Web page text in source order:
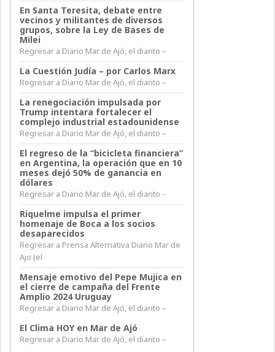
En Santa Teresita, debate entre
vecinos y militantes de diversos
grupos, sobre la Ley de Bases de
Milei
Regresar a Diario Mar de Ajó, el diarito –
La Cuestión Judía – por Carlos Marx
Regresar a Diario Mar de Ajó, el diarito –
La renegociación impulsada por
Trump intentara fortalecer el
complejo industrial estadounidense
Regresar a Diario Mar de Ajó, el diarito –
El regreso de la “bicicleta financiera”
en Argentina, la operación que en 10
meses dejó 50% de ganancia en
dólares
Regresar a Diario Mar de Ajó, el diarito –
Riquelme impulsa el primer
homenaje de Boca a los socios
desaparecidos
Regresar a Prensa Alternativa Diario Mar de
Ajo (el
Mensaje emotivo del Pepe Mujica en
el cierre de campaña del Frente
Amplio 2024 Uruguay
Regresar a Diario Mar de Ajó, el diarito –
El Clima HOY en Mar de Ajó
Regresar a Diario Mar de Ajó, el diarito –